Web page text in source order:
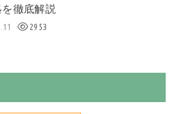
徹底解説
2953